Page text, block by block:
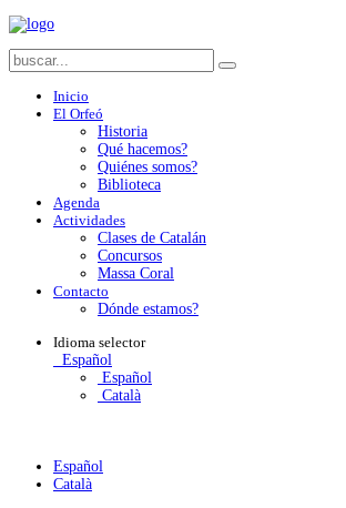
Inicio
El Orfeó
Historia
Qué hacemos?
Quiénes somos?
Biblioteca
Agenda
Actividades
Clases de Catalán
Concursos
Massa Coral
Contacto
Dónde estamos?
Idioma selector
Español
Español
Català
Español
Català